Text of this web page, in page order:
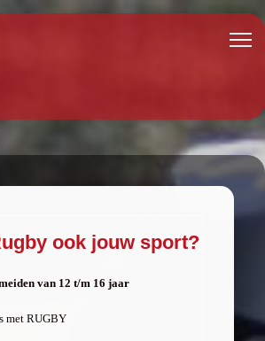
ook jouw sport?
van 12 t/m 16 jaar
met RUGBY